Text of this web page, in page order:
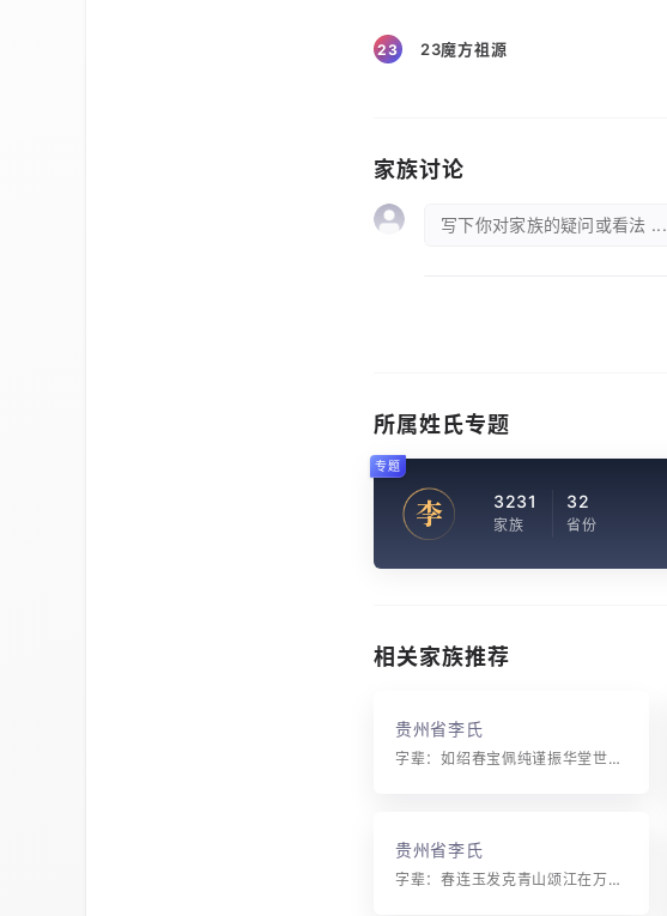
23 23魔方祖源
家族讨论
写下你对家族的疑问或看法 ...
所属姓氏专题
李 3231
家族
32
省份
专题
相关家族推荐
贵州省李氏
字辈：如绍春宝佩纯谨振华堂世泽承先制家谟古步皇
贵州省李氏
字辈：春连玉发克青山颂江在万事永江河